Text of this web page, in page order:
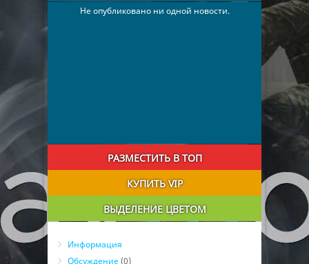
Не опубликовано ни одной новости.
РАЗМЕСТИТЬ В ТОП
КУПИТЬ VIP
ВЫДЕЛЕНИЕ ЦВЕТОМ
Информация
Обсуждение (0)